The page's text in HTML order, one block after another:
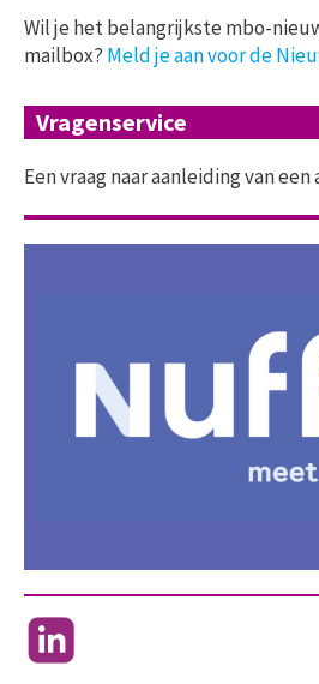
Wil je het belangrijkste mbo-
mailbox? Meld je aan voor de
Vragenservice
Een vraag naar aanleiding van